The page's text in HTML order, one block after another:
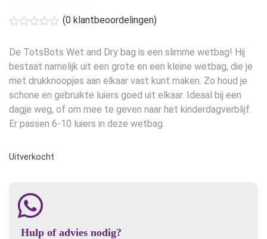
(0 klantbeoordelingen)
De TotsBots Wet and Dry bag is een slimme wetbag! Hij
bestaat namelijk uit een grote en een kleine wetbag, die je
met drukknoopjes aan elkaar vast kunt maken. Zo houd je
schone en gebruikte luiers goed uit elkaar. Ideaal bij een
dagje weg, of om mee te geven naar het kinderdagverblijf.
Er passen 6-10 luiers in deze wetbag.
Uitverkocht
Hulp of advies nodig?